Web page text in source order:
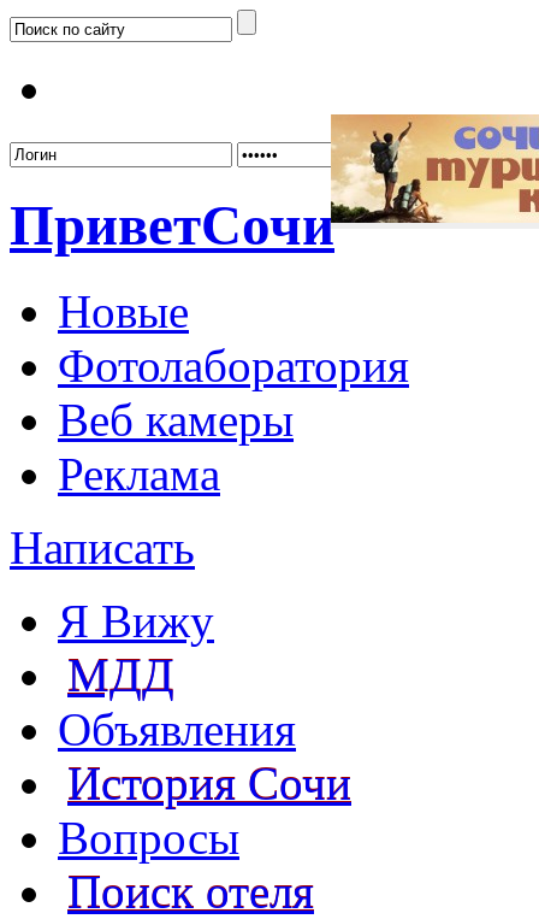
ПриветСочи
Новые
Фотолаборатория
Веб камеры
Реклама
Написать
Я Вижу
МДД
Объявления
История Сочи
Вопросы
Поиск отеля